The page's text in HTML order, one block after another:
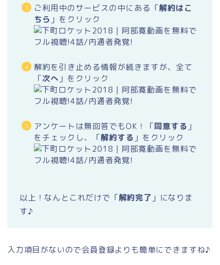
ご利用中のサービスの中にある「解約はこ
ちら 」をクリック
解約を引き止める情報が続きますが、全て
「次へ 」をクリック
アンケートは無回答でもOK！「同意する 」
をチェックし、「解約する 」をクリック
以上！なんとこれだけで「解約完了 」になりま
す♪
入力項目がないので会員登録よりも簡単にできますね♪